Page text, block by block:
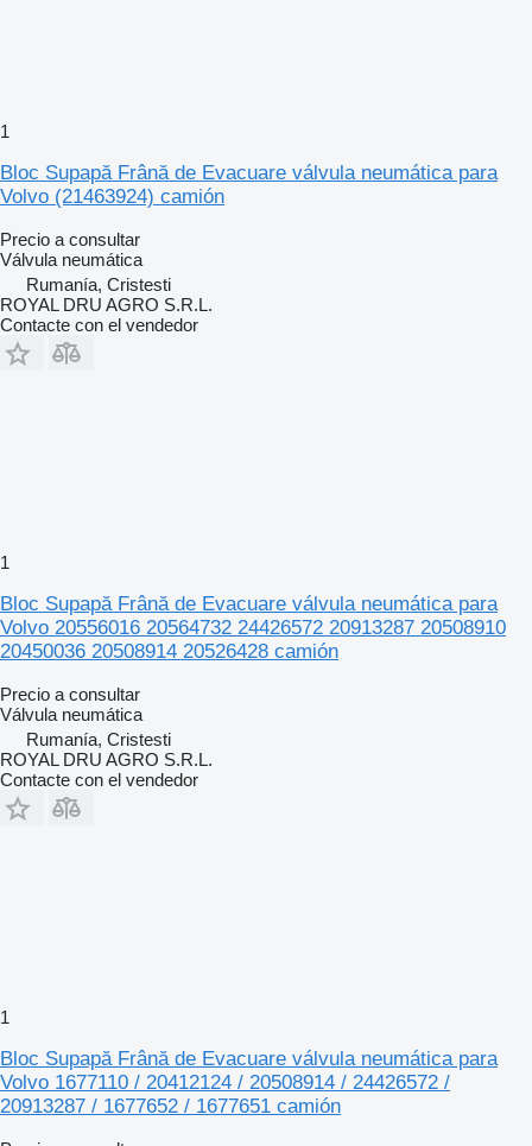
1
Bloc Supapă Frână de Evacuare válvula neumática para
Volvo (21463924) camión
Precio a consultar
Válvula neumática
Rumanía, Cristesti
ROYAL DRU AGRO S.R.L.
Contacte con el vendedor
1
Bloc Supapă Frână de Evacuare válvula neumática para
Volvo 20556016 20564732 24426572 20913287 20508910
20450036 20508914 20526428 camión
Precio a consultar
Válvula neumática
Rumanía, Cristesti
ROYAL DRU AGRO S.R.L.
Contacte con el vendedor
1
Bloc Supapă Frână de Evacuare válvula neumática para
Volvo 1677110 / 20412124 / 20508914 / 24426572 /
20913287 / 1677652 / 1677651 camión